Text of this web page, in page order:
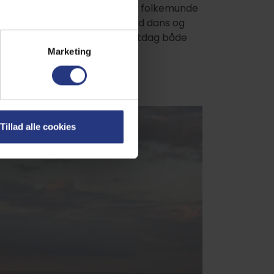
Marketing
Tillad alle cookies
brudeoptog fra havnen, i folkemunde
festlighederne med dans og
af Sønderhodagen. En festdag både